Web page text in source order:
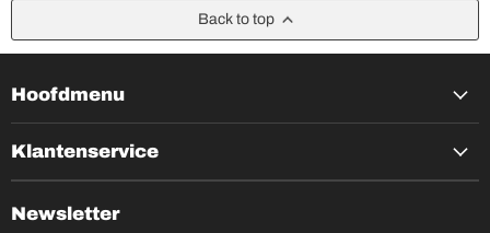
Back to top
Hoofdmenu
Klantenservice
Newsletter